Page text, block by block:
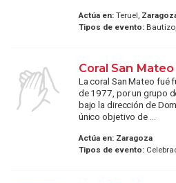
Actúa en:Teruel,
Tipos de evento:
Coral San Mateo
La coral San Mateo fué
de 1977, por un grupo
bajo la dirección de
único objetivo de ...
Actúa en: Zaragoza
Tipos de evento: